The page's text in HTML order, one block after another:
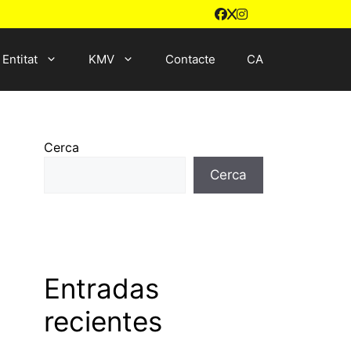
Entitat KMV Contacte CA
Cerca
Cerca
Entradas
recientes